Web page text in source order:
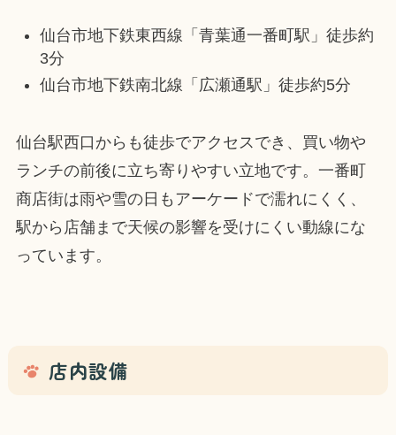
仙台市地下鉄東西線「青葉通一番町駅」徒歩約
3分
仙台市地下鉄南北線「広瀬通駅」徒歩約5分
仙台駅西口からも徒歩でアクセスでき、買い物や
ランチの前後に立ち寄りやすい立地です。一番町
商店街は雨や雪の日もアーケードで濡れにくく、
駅から店舗まで天候の影響を受けにくい動線にな
っています。
店内設備